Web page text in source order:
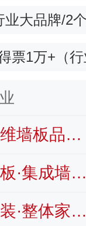
业大品牌/2
票1万+ （
竹木纤维墙板品牌榜
集成墙板·集成墙面品牌榜
全屋整装·整体家装品牌榜